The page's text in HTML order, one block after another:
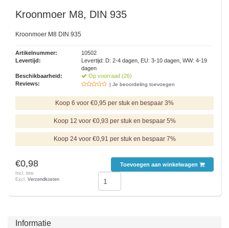
Kroonmoer M8, DIN 935
Kroonmoer M8 DIN 935
Artikelnummer:
10502
Levertijd:
Levertijd: D: 2-4 dagen, EU: 3-10 dagen, WW: 4-19
dagen
Beschikbaarheid:
Op voorraad (26)
Reviews:
| Je beoordeling toevoegen
Koop 6 voor €0,95 per stuk en bespaar 3%
Koop 12 voor €0,93 per stuk en bespaar 5%
Koop 24 voor €0,91 per stuk en bespaar 7%
€0,98
Incl. btw
Excl. Verzendkosten
Toevoegen aan winkelwagen
Informatie